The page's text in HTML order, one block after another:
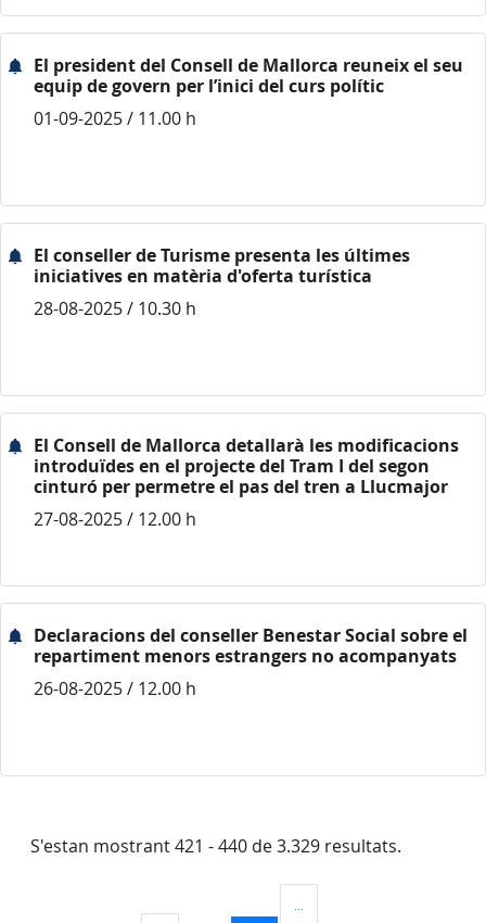
El president del Consell de Mallorca reuneix el seu
equip de govern per l’inici del curs polític
01-09-2025 / 11.00 h
El conseller de Turisme presenta les últimes
iniciatives en matèria d'oferta turística
28-08-2025 / 10.30 h
El Consell de Mallorca detallarà les modificacions
introduïdes en el projecte del Tram I del segon
cinturó per permetre el pas del tren a Llucmajor
27-08-2025 / 12.00 h
Declaracions del conseller Benestar Social sobre el
repartiment menors estrangers no acompanyats
26-08-2025 / 12.00 h
S'estan mostrant 421 - 440 de 3.329 resultats.
Pàgines intermèdies Utilitzeu